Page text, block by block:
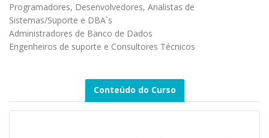
Programadores, Desenvolvedores, Analistas de
Sistemas/Suporte e DBA`s
Administradores de Banco de Dados
Engenheiros de suporte e Consultores Técnicos
Conteúdo do Curso